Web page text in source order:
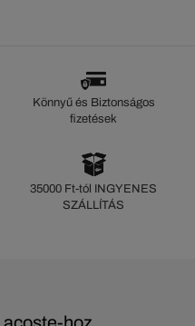
Könnyű és Biztonságos
fizetések
35000 Ft-tól INGYENES
SZÁLLÍTÁS